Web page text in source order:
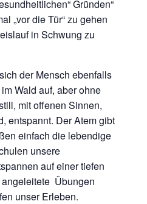
Gründen“
„vor die Tür“ zu gehen
in Schwung zu
der Mensch ebenfalls
Wald auf, aber ohne
mit offenen Sinnen,
entspannt. Der Atem gibt
einfach die lebendige
unsere
auf einer tiefen
Übungen
unser Erleben.